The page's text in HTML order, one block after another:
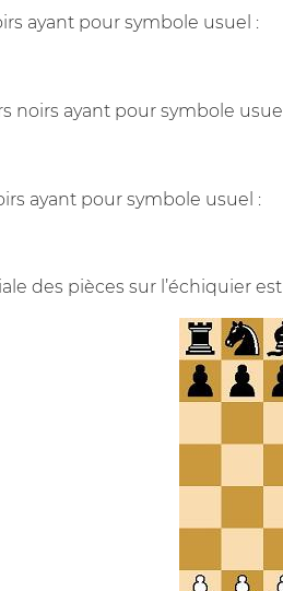
ayant pour symbole usuel :
noirs ayant pour symbole
ayant pour symbole usuel :
des pièces sur l’échiquier